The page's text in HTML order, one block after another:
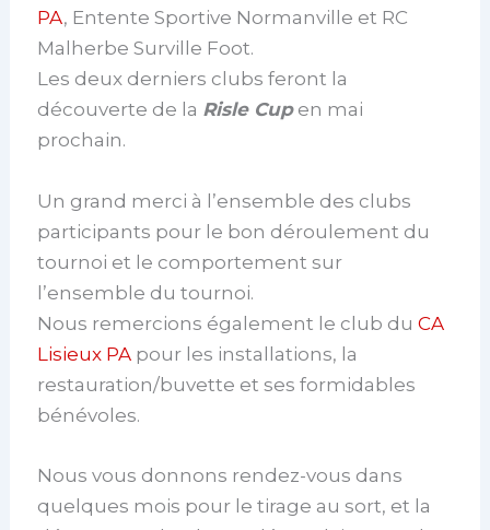
PA, Entente Sportive Normanville et RC
Malherbe Surville Foot.
Les deux derniers clubs feront la
découverte de la Risle Cupen mai
prochain.
Un grand merci à l’ensemble des clubs
participants pour le bon déroulement du
tournoi et le comportement sur
l’ensemble du tournoi.
Nous remercions également le club duCA
Lisieux PA pour les installations, la
restauration/buvette et ses formidables
bénévoles.
Nous vous donnons rendez-vous dans
quelques mois pour le tirage au sort, et la